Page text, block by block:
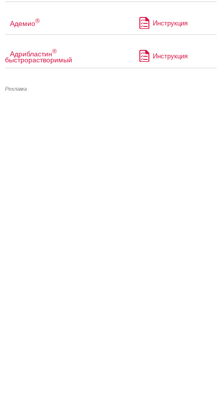
Адемио® Инструкция
Адрибластин®
быстрорастворимый Инструкция
Реклама